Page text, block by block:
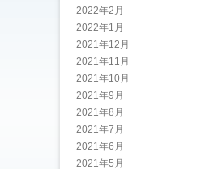
2022年2月
2022年1月
2021年12月
2021年11月
2021年10月
2021年9月
2021年8月
2021年7月
2021年6月
2021年5月